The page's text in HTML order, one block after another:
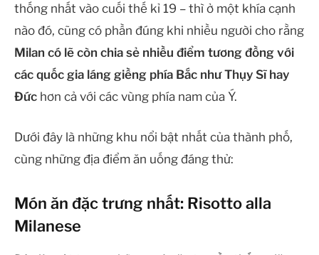
thống nhất vào cuối thế kỉ 19 – thì ở một khía cạnh
nào đó, cũng có phần đúng khi nhiều người cho rằng
Milan có lẽ còn chia sẻ nhiều điểm tương đồng với
các quốc gia láng giềng phía Bắc như Thụy Sĩ hay
Đức hơn cả với các vùng phía nam của Ý.
Dưới đây là những khu nổi bật nhất của thành phố,
cùng những địa điểm ăn uống đáng thử:
Món ăn đặc trưng nhất: Risotto alla
Milanese